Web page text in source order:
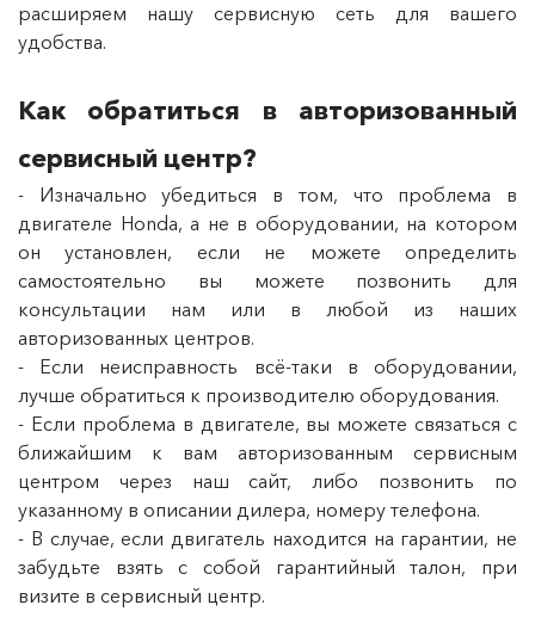
расширяем нашу сервисную сеть для вашего
удобства.
Как обратиться в авторизованный
сервисный центр?
- Изначально убедиться в том, что проблема в
двигателе Honda, а не в оборудовании, на котором
он установлен, если не можете определить
самостоятельно вы можете позвонить для
консультации нам или в любой из наших
авторизованных центров.
- Если неисправность всё-таки в оборудовании,
лучше обратиться к производителю оборудования.
- Если проблема в двигателе, вы можете связаться с
ближайшим к вам авторизованным сервисным
центром через наш сайт, либо позвонить по
указанному в описании дилера, номеру телефона.
- В случае, если двигатель находится на гарантии, не
забудьте взять с собой гарантийный талон, при
визите в сервисный центр.